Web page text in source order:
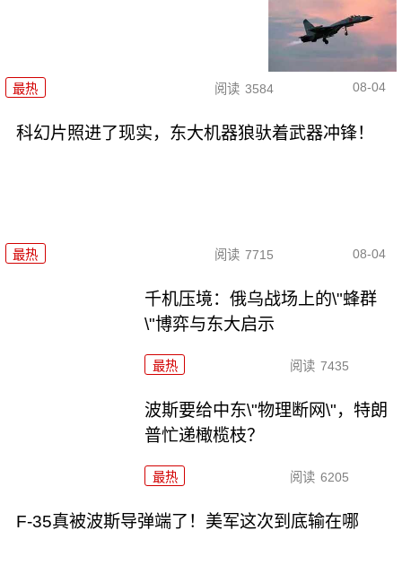
最热 阅读 3584 08-04
科幻片照进了现实，东大机器狼驮着武器冲锋！
最热 阅读 7715 08-04
千机压境：俄乌战场上的\"蜂群
\"博弈与东大启示
最热 阅读 7435
波斯要给中东\"物理断网\"，特朗
普忙递橄榄枝？
最热 阅读 6205
F-35真被波斯导弹端了！美军这次到底输在哪